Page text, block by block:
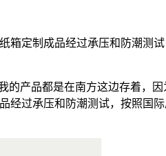
箱定制成品经过承压和防潮测
的产品都是在南方这边存着，
经过承压和防潮测试，按照国